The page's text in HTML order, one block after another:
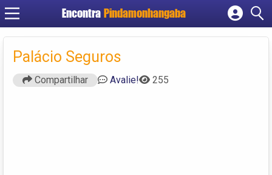
Encontra Pindamonhangaba
Cadastrar empresa
Palácio Seguros
Compartilhar Avalie! 255